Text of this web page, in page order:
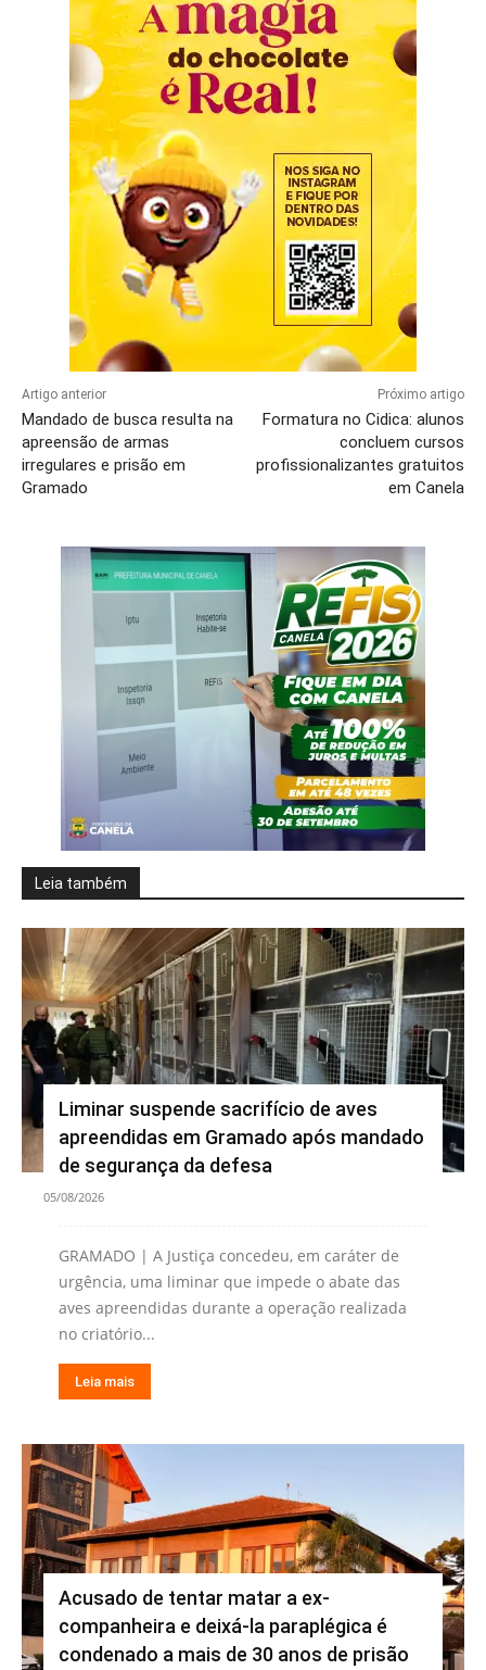
Artigo anterior
Mandado de busca resulta na
apreensão de armas
irregulares e prisão em
Gramado
Próximo artigo
Formatura no Cidica: alunos
concluem cursos
profissionalizantes gratuitos
em Canela
Leia também
Liminar suspende sacrifício de aves
apreendidas em Gramado após mandado
de segurança da defesa
05/08/2026
GRAMADO | A Justiça concedeu, em caráter de
urgência, uma liminar que impede o abate das
aves apreendidas durante a operação realizada
no criatório...
Leia mais
Acusado de tentar matar a ex-
companheira e deixá-la paraplégica é
condenado a mais de 30 anos de prisão